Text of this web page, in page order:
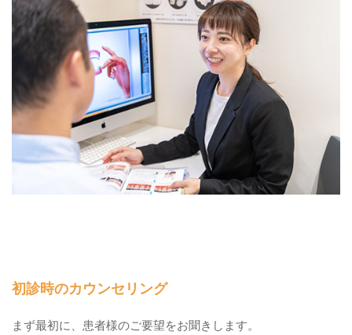
初診時のカウンセリング
まず最初に、患者様のご要望をお聞きします。